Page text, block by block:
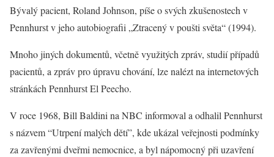
Bývalý pacient, Roland Johnson, píše o svých zkušenostech v
Pennhurst v jeho autobiografii „Ztracený v poušti světa“ (1994).
Mnoho jiných dokumentů, včetně využitých zpráv, studií případů
pacientů, a zpráv pro úpravu chování, lze nalézt na internetových
stránkách Pennhurst El Peecho.
V roce 1968, Bill Baldini na NBC informoval a odhalil Pennhurst
s názvem “Utrpení malých dětí”, kde ukázal veřejnosti podmínky
za zavřenými dveřmi nemocnice, a byl nápomocný při uzavření